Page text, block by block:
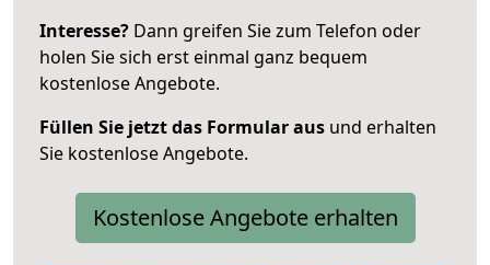
Interesse? Dann greifen Sie zum Telefon oder
holen Sie sich erst einmal ganz bequem
kostenlose Angebote.
Füllen Sie jetzt das Formular aus und erhalten
Sie kostenlose Angebote.
Kostenlose Angebote erhalten